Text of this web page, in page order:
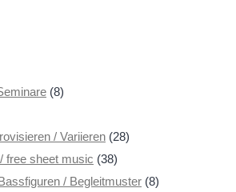
(8)
/ Variieren(28)
free sheet music (38)
/ Begleitmuster(8)